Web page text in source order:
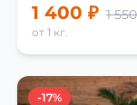
1 400 ₽ 1
от 1 кг.
-17%